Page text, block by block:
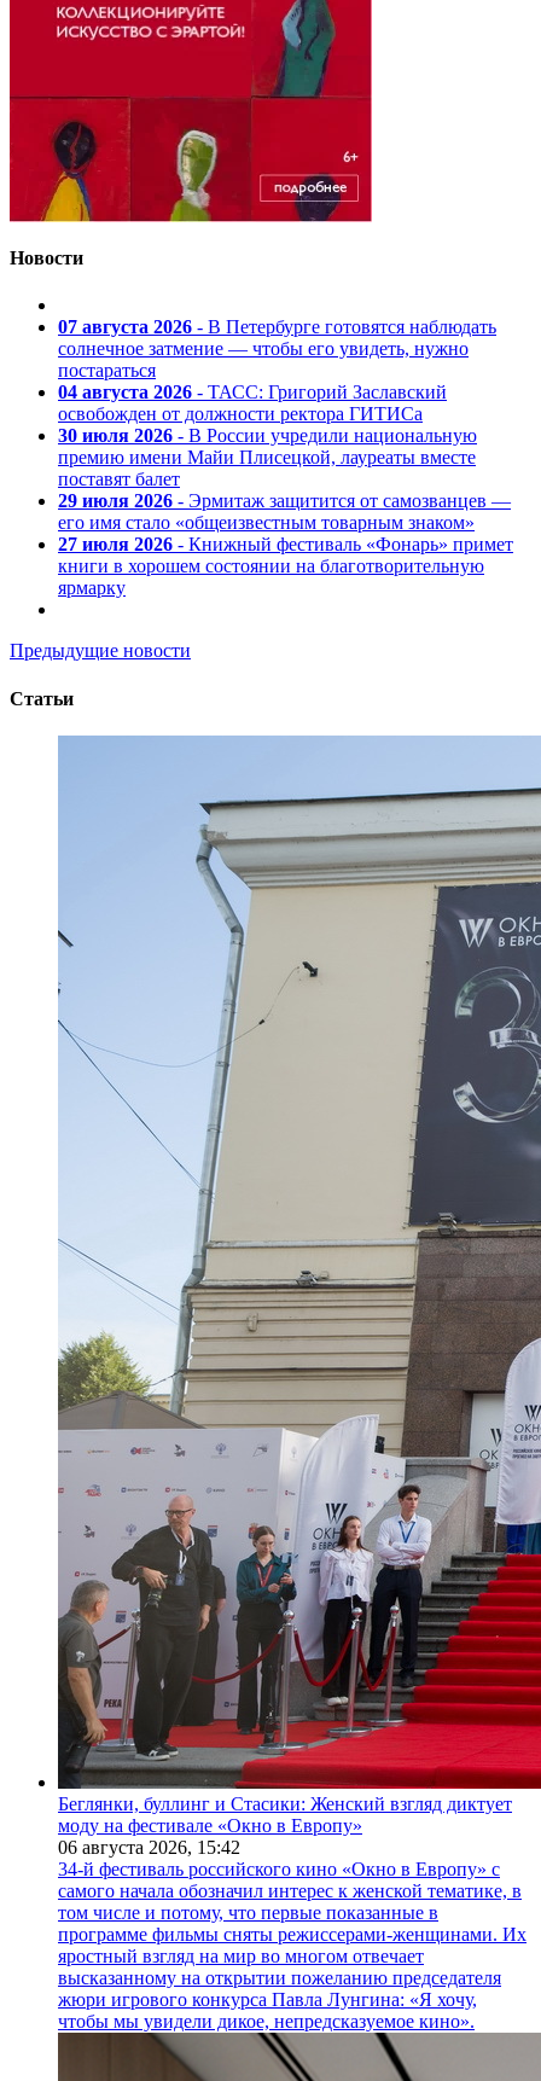
Новости
07 августа 2026 - В Петербурге готовятся наблюдать
солнечное затмение — чтобы его увидеть, нужно
постараться
04 августа 2026 - ТАСС: Григорий Заславский
освобожден от должности ректора ГИТИСа
30 июля 2026 - В России учредили национальную
премию имени Майи Плисецкой, лауреаты вместе
поставят балет
29 июля 2026 - Эрмитаж защитится от самозванцев —
его имя стало «общеизвестным товарным знаком»
27 июля 2026 - Книжный фестиваль «Фонарь» примет
книги в хорошем состоянии на благотворительную
ярмарку
Предыдущие новости
Статьи
Беглянки, буллинг и Стасики: Женский взгляд диктует
моду на фестивале «Окно в Европу»
06 августа 2026, 15:42
34-й фестиваль российского кино «Окно в Европу» с
самого начала обозначил интерес к женской тематике, в
том числе и потому, что первые показанные в
программе фильмы сняты режиссерами-женщинами. Их
яростный взгляд на мир во многом отвечает
высказанному на открытии пожеланию председателя
жюри игрового конкурса Павла Лунгина: «Я хочу,
чтобы мы увидели дикое, непредсказуемое кино».